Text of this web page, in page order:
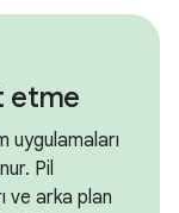
etme
Pil
ve arka plan